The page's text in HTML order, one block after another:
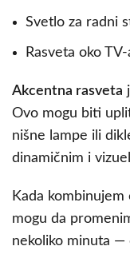
Svetlo za radni
Rasveta oko
Akcentna rasveta
Ovo mogu biti
nišne lampe ili
dinamičnim i
Kada
mogu da
nekoliko minuta —